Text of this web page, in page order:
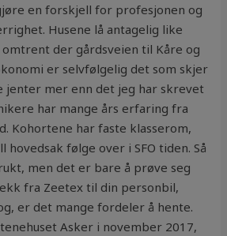
en forskjell for profesjonen og
Husene lå antagelig like
der gårdsveien til Kåre og
er selvfølgelig det som skjer
jenter mer enn det jeg har skrevet
har mange års erfaring fra
Kohortene har faste klasserom,
hovedsak følge over i SFO tiden. Så
men det er bare å prøve seg
fra Zeetex til din personbil,
er det mange fordeler å hente.
Asker i november 2017,